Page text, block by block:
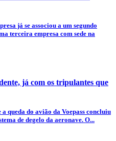
já se associou a um segundo
terceira empresa com sede na
já com os tripulantes que
queda do avião da Voepass concluiu
de degelo da aeronave. O...